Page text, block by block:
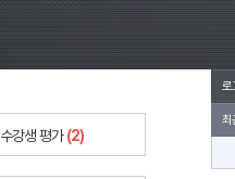
수강생 평가(2)
로
최